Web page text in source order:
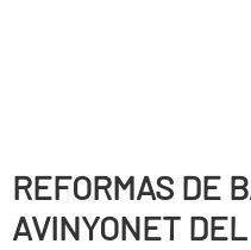
REFORMAS DE
AVINYONET